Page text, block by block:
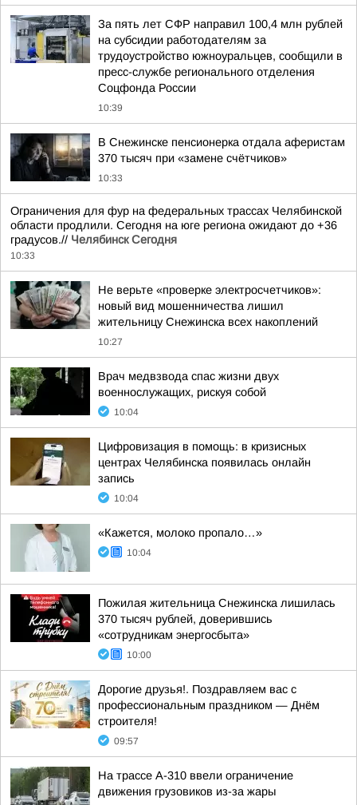
За пять лет СФР направил 100,4 млн рублей
на субсидии работодателям за
трудоустройство южноуральцев, сообщили в
пресс-службе регионального отделения
Соцфонда России
10:39
В Снежинске пенсионерка отдала аферистам
370 тысяч при «замене счётчиков»
10:33
Ограничения для фур на федеральных трассах Челябинской
области продлили. Сегодня на юге региона ожидают до +36
градусов.// Челябинск Сегодня
10:33
Не верьте «проверке электросчетчиков»:
новый вид мошенничества лишил
жительницу Снежинска всех накоплений
10:27
Врач медвзвода спас жизни двух
военнослужащих, рискуя собой
10:04
Цифровизация в помощь: в кризисных
центрах Челябинска появилась онлайн
запись
10:04
«Кажется, молоко пропало…»
10:04
Пожилая жительница Снежинска лишилась
370 тысяч рублей, доверившись
«сотрудникам энергосбыта»
10:00
Дорогие друзья!. Поздравляем вас с
профессиональным праздником — Днём
строителя!
09:57
На трассе А-310 ввели ограничение
движения грузовиков из-за жары